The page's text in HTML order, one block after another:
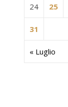
« Luglio
24 25
31